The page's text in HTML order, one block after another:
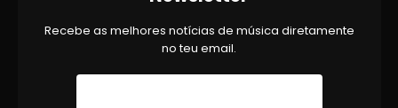
Recebe as melhores notícias de música diretamente
no teu email.